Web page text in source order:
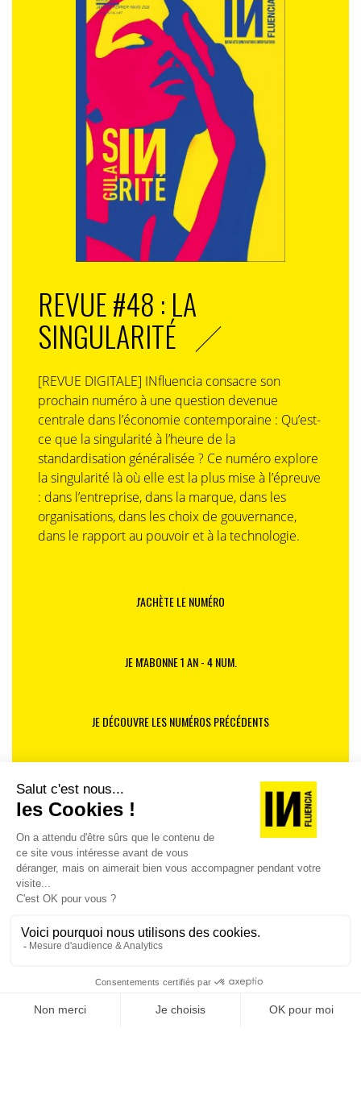
REVUE #48 : LA
SINGULARITÉ
[REVUE DIGITALE] INfluencia consacre son
prochain numéro à une question devenue
centrale dans l’économie contemporaine : Qu’est-
ce que la singularité à l’heure de la
standardisation généralisée ? Ce numéro explore
la singularité là où elle est la plus mise à l’épreuve
: dans l’entreprise, dans la marque, dans les
organisations, dans les choix de gouvernance,
dans le rapport au pouvoir et à la technologie.
J'ACHÈTE LE NUMÉRO
JE M'ABONNE 1 AN - 4 NUM.
JE DÉCOUVRE LES NUMÉROS PRÉCÉDENTS